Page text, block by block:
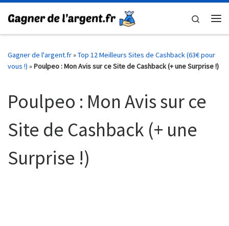
Skip to content
Search
Gagner de l'argent.fr»Top 12 Meilleurs Sites de Cashback (63€ pour
vous !) »Poulpeo : Mon Avis sur ce Site de Cashback (+ une Surprise !)
Poulpeo : Mon Avis sur ce
Site de Cashback (+ une
Surprise !)